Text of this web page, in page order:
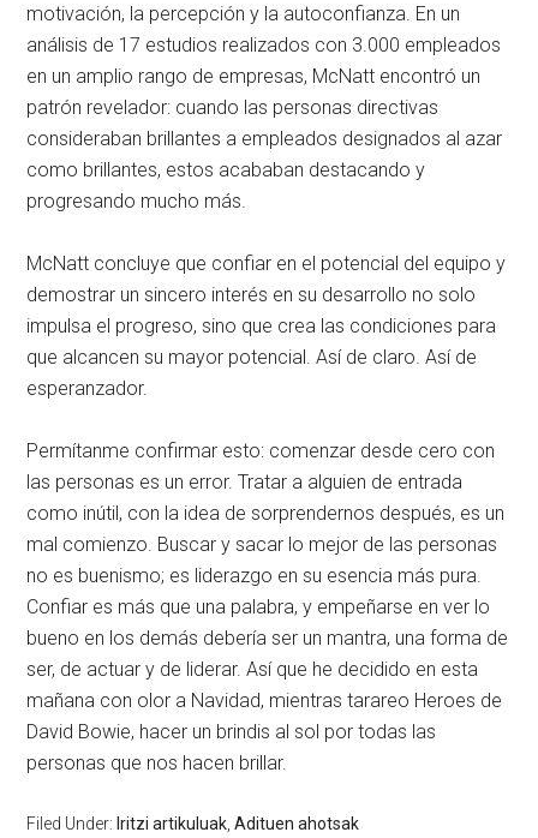
motivación, la percepción y la autoconfianza. En un
análisis de 17 estudios realizados con 3.000 empleados
en un amplio rango de empresas, McNatt encontró un
patrón revelador: cuando las personas directivas
consideraban brillantes a empleados designados al azar
como brillantes, estos acababan destacando y
progresando mucho más.
McNatt concluye que confiar en el potencial del equipo y
demostrar un sincero interés en su desarrollo no solo
impulsa el progreso, sino que crea las condiciones para
que alcancen su mayor potencial. Así de claro. Así de
esperanzador.
Permítanme confirmar esto: comenzar desde cero con
las personas es un error. Tratar a alguien de entrada
como inútil, con la idea de sorprendernos después, es un
mal comienzo. Buscar y sacar lo mejor de las personas
no es buenismo; es liderazgo en su esencia más pura.
Confiar es más que una palabra, y empeñarse en ver lo
bueno en los demás debería ser un mantra, una forma de
ser, de actuar y de liderar. Así que he decidido en esta
mañana con olor a Navidad, mientras tarareo Heroes de
David Bowie, hacer un brindis al sol por todas las
personas que nos hacen brillar.
Filed Under: Iritzi artikuluak ,Adituen ahotsak